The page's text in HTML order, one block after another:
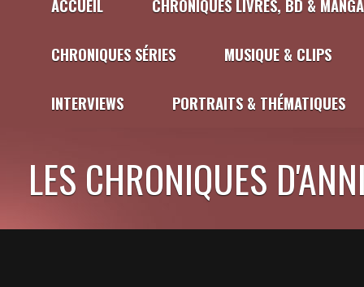
ACCUEIL CHRONIQUES LIVRES, BD &
CHRONIQUES SÉRIES MUSIQUE & CLIPS
INTERVIEWS PORTRAITS & THÉMATIQUES
LES CHRONIQUES